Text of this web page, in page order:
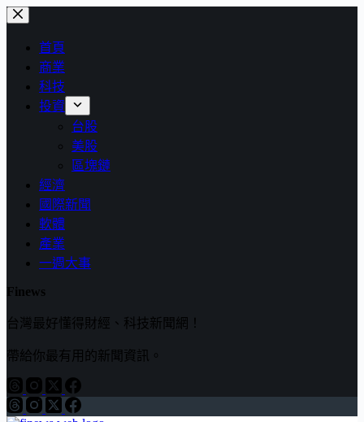
跳
首頁
商業
科技
投資
台股
美股
區塊鏈
經濟
國際新聞
軟體
產業
一週大事
Finews
台灣最好懂得財經、科技新聞網！
帶給你最有用的新聞資訊。